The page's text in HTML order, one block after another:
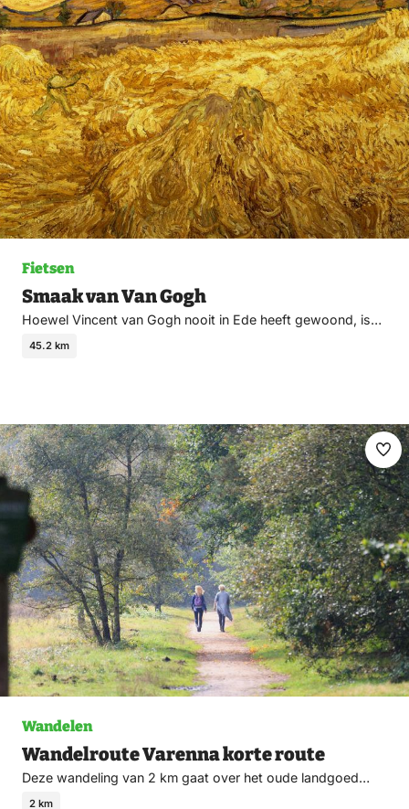
Fietsen
Smaak van Van Gogh
Hoewel Vincent van Gogh nooit in Ede heeft gewoond, is…
45.2 km
Wandelen
Wandelroute Varenna korte route
Deze wandeling van 2 km gaat over het oude landgoed…
2 km